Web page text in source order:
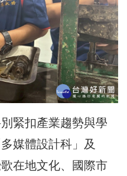
緊扣產業趨勢與學
媒體設計科」及
在地文化、國際市